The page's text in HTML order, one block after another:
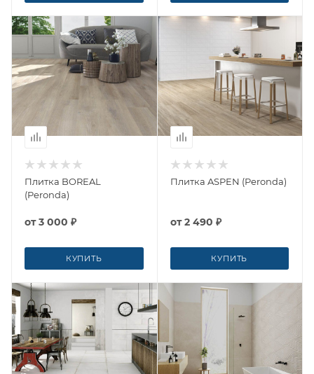
Плитка BOREAL
(Peronda)
от3 000 ₽
КУПИТЬ
Плитка ASPEN (Peronda)
от2 490 ₽
КУПИТЬ